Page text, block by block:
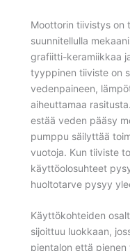
Moottorin tiivistys on
suunnitellulla
grafiitti-keramiikkaa
tyyppinen tiiviste on
vedenpaineen,
aiheuttamaa
estää veden pääsy
pumppu säilyttää
vuotoja. Kun tiiviste
käyttöolosuhteet
huoltotarve pysyy
Käyttökohteiden
sijoittuu luokkaan,
pientalon että pienen